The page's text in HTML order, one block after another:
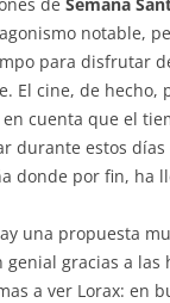
notable,
para disfrutar
El cine, de hecho,
cuenta que el
durante estos
donde por fin, ha
una propuesta
genial gracias a
a ver Lorax: en